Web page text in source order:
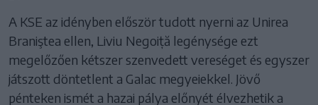
A KSE az idényben először tudott nyerni az Unirea
Braniştea ellen, Liviu Negoiță legénysége ezt
megelőzően kétszer szenvedett vereséget és egyszer
játszott döntetlent a Galac megyeiekkel. Jövő
pénteken ismét a hazai pálya előnyét élvezhetik a